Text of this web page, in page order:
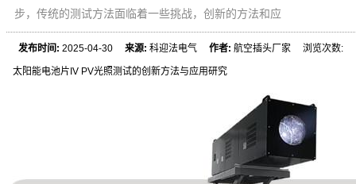
步，传统的测试方法面临着一些挑战，创新的方法和应
发布时间: 2025-04-30来源: 科迎法电气作者: 航空插头厂家 浏览次数:
太阳能电池片IV PV光照测试的创新方法与应用研究